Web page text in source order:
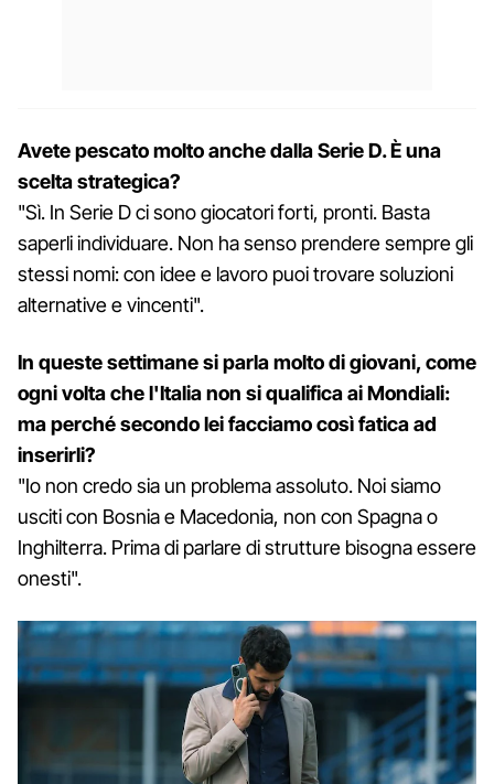
Avete pescato molto anche dalla Serie D. È una
scelta strategica?
"Sì. In Serie D ci sono giocatori forti, pronti. Basta
saperli individuare. Non ha senso prendere sempre gli
stessi nomi: con idee e lavoro puoi trovare soluzioni
alternative e vincenti".
In queste settimane si parla molto di giovani, come
ogni volta che l'Italia non si qualifica ai Mondiali:
ma perché secondo lei facciamo così fatica ad
inserirli?
"Io non credo sia un problema assoluto. Noi siamo
usciti con Bosnia e Macedonia, non con Spagna o
Inghilterra. Prima di parlare di strutture bisogna essere
onesti".